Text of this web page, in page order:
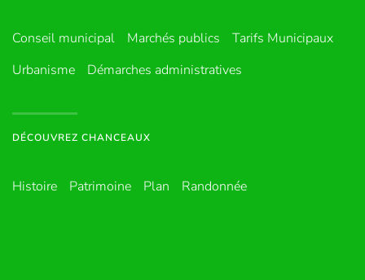
Conseil municipal Marchés publics
Tarifs Municipaux
Urbanisme
Démarches administratives
DÉCOUVREZ CHANCEAUX
Histoire Patrimoine Plan Randonnée